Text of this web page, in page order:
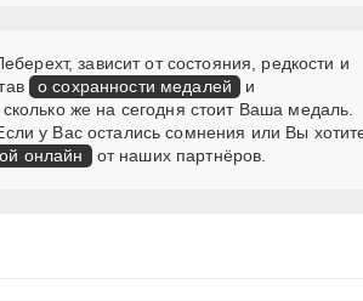
зависит от состояния, редкости и
о сохранности медалей и
же на сегодня стоит Ваша медаль.
у Вас остались сомнения или Вы
онлайн от наших партнёров.